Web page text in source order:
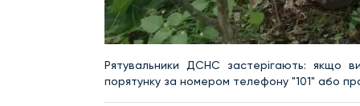
Рятувальники ДСНС застерігають: якщо
порятунку за номером телефону "101" або